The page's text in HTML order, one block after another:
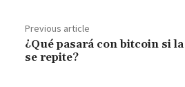
Previous article
¿Qué pasará con bitcoin si
se repite?